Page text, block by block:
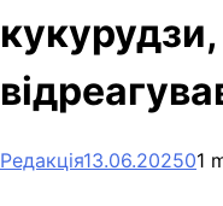
Редакція13.06.202501